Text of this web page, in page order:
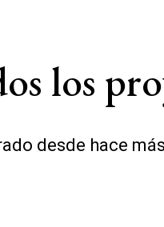
los
desde hace